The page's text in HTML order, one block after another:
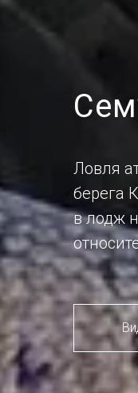
Ловля
берега
в лодж